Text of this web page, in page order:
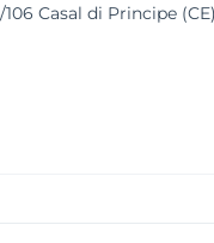
Casal di Principe (CE)